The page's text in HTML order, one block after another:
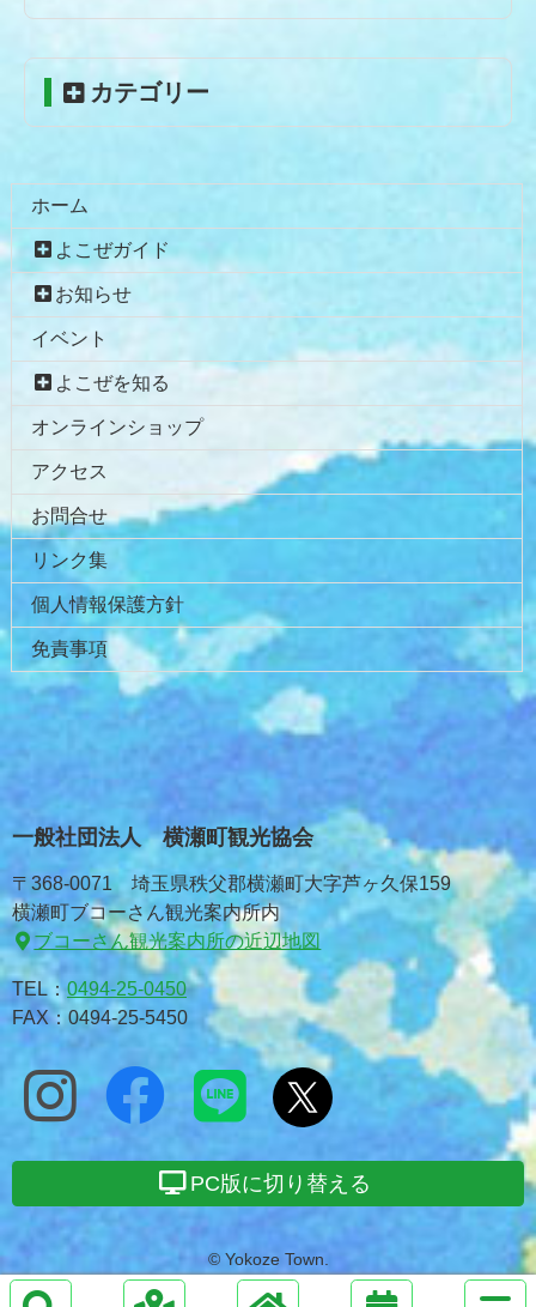
の
戻
カテゴリー
ホーム
よこぜガイド
お知らせ
イベント
よこぜを知る
オンラインショップ
アクセス
お問合せ
リンク集
個人情報保護方針
免責事項
一般社団法人 横瀬町観光協会
〒368-0071 埼玉県秩父郡横瀬町大字芦ヶ久保159
横瀬町ブコーさん観光案内所内
ブコーさん観光案内所の近辺地図
TEL：0494-25-0450
FAX：0494-25-5450
PC版に切り替える
© Yokoze Town.
サ